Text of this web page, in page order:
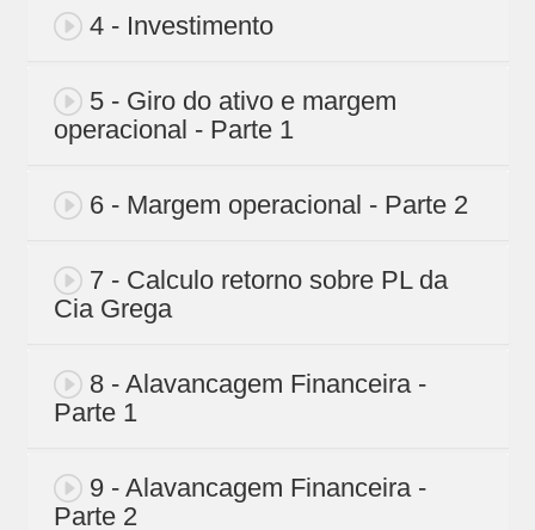
4 - Investimento
5 - Giro do ativo e margem
operacional - Parte 1
6 - Margem operacional - Parte 2
7 - Calculo retorno sobre PL da
Cia Grega
8 - Alavancagem Financeira -
Parte 1
9 - Alavancagem Financeira -
Parte 2